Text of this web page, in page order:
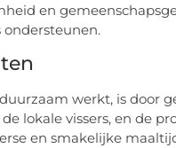
en
ondersteunen.
werkt, is door
lokale vissers, en de
en smakelijke